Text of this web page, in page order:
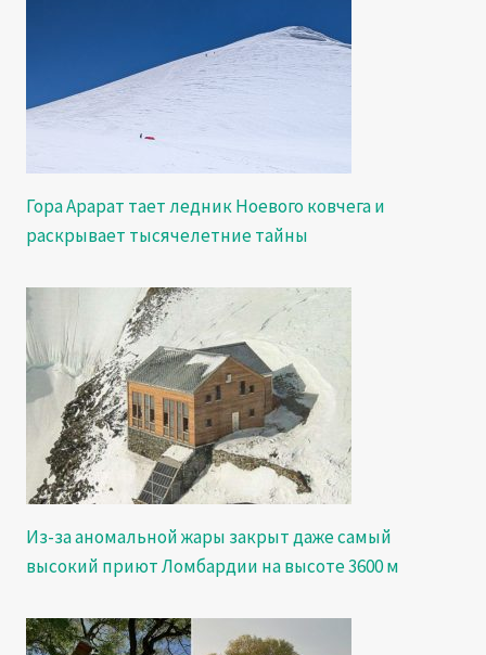
Гора Арарат тает ледник Ноевого ковчега и
раскрывает тысячелетние тайны
Из-за аномальной жары закрыт даже самый
высокий приют Ломбардии на высоте 3600 м